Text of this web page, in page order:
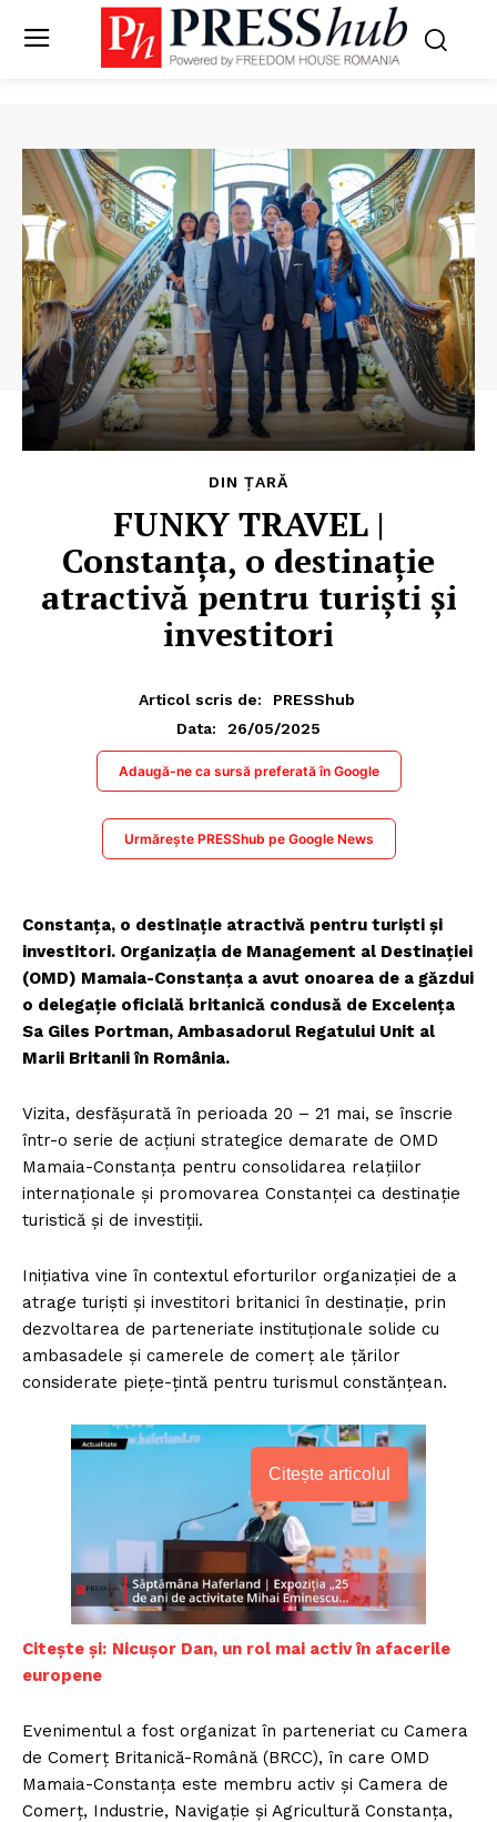
DIN ȚARĂ
FUNKY TRAVEL |
Constanța, o destinație
atractivă pentru turiști și
investitori
Articol scris de:
PRESShub
Data:
26/05/2025
Adaugă-ne ca sursă preferată în Google
Urmărește PRESShub pe Google News
Constanța, o destinație atractivă pentru turiști și
investitori. Organizația de Management al Destinației
(OMD) Mamaia-Constanța a avut onoarea de a găzdui
o delegație oficială britanică condusă de Excelența
Sa Giles Portman, Ambasadorul Regatului Unit al
Marii Britanii în România.
Vizita, desfășurată în perioada 20 – 21 mai, se înscrie
într-o serie de acțiuni strategice demarate de OMD
Mamaia-Constanța pentru consolidarea relațiilor
internaționale și promovarea Constanței ca destinație
turistică și de investiții.
Inițiativa vine în contextul eforturilor organizației de a
atrage turiști și investitori britanici în destinație, prin
dezvoltarea de parteneriate instituționale solide cu
ambasadele și camerele de comerț ale țărilor
considerate piețe-țintă pentru turismul constănțean.
Citește articolul
Citește și: Nicușor Dan, un rol mai activ în afacerile
europene
Evenimentul a fost organizat în parteneriat cu Camera
de Comerț Britanică-Română (BRCC), în care OMD
Mamaia-Constanța este membru activ și Camera de
Comerț, Industrie, Navigație și Agricultură Constanța,